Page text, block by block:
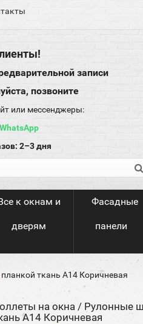
записи
позвоните
или мессенджеры:
WhatsApp
2–3 дня
к окнам и
дверям
Фасадные
панели
ткань A14 Коричневая
на окна / Рулонные
A14 Коричневая